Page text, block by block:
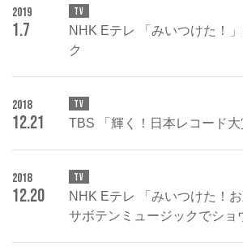
2019
1.7
TV
NHK Eテレ 「みいつけた！
ク
2018
12.21
TV
TBS 「輝く！日本レコード大
2018
12.20
TV
NHK Eテレ 「みいつけた！
サボテンミュージックでショ